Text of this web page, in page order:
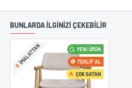
BUNLARDA İLGİNİZİ ÇEKEBİLİR
YENI ÜRÜN
IMALATTAN TEKLIF AL
ÇOK SATAN